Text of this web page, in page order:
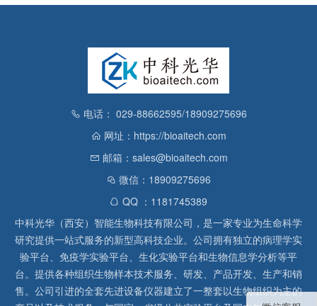
电话： 029-88662595/18909275696
网址：https://bioaitech.com
邮箱：sales@bioaitech.com
微信：18909275696
QQ ：1181745389
中科光华（西安）智能生物科技有限公司，是一家专业为生命科学
研究提供一站式服务的新型高科技企业。公司拥有独立的病理学实
验平台、免疫学实验平台、生化实验平台和生物信息学分析等平
台。提供各种组织生物样本技术服务、研发、产品开发、生产和销
售。公司引进的全套先进设备仪器建立了一整套以生物组织为主的